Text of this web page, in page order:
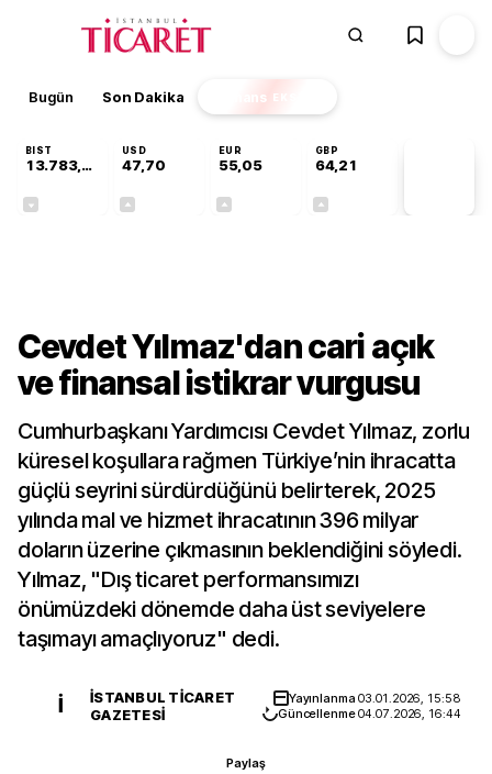
Bugün Son Dakika Finans EKSTRA
BIST
13.783,99
USD
47,70
EUR
55,05
GBP
64,21
Cevdet Yılmaz'dan cari açık
ve finansal istikrar vurgusu
Cumhurbaşkanı Yardımcısı Cevdet Yılmaz, zorlu
küresel koşullara rağmen Türkiye’nin ihracatta
güçlü seyrini sürdürdüğünü belirterek, 2025
yılında mal ve hizmet ihracatının 396 milyar
doların üzerine çıkmasının beklendiğini söyledi.
Yılmaz, "Dış ticaret performansımızı
önümüzdeki dönemde daha üst seviyelere
taşımayı amaçlıyoruz" dedi.
İ
İSTANBUL TICARET
GAZETESI
Yayınlanma03.01.2026, 15:58
Güncellenme04.07.2026, 16:44
Paylaş